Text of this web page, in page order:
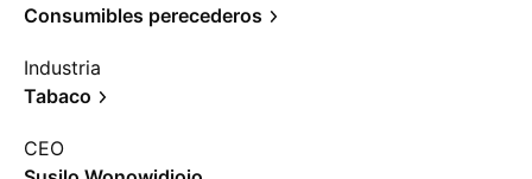
Consumibles perecederos
Industria
Tabaco
CEO